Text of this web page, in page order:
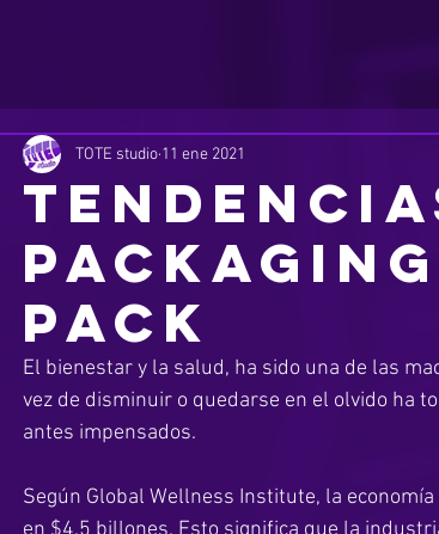
pack
TOTE studio 11 ene 2021
El bienestar y la salud, ha sido una de las
vez de disminuir o quedarse en el olvido ha
antes impensados.
Según Global Wellness Institute, la